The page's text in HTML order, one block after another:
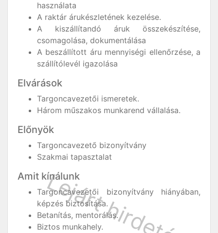
használata
A raktár árukészletének kezelése.
A kiszállítandó áruk összekészítése,
csomagolása, dokumentálása
A beszállított áru mennyiségi ellenőrzése, a
szállítólevél igazolása
Elvárások
Targoncavezetői ismeretek.
Három műszakos munkarend vállalása.
Előnyök
Targoncavezető bizonyítvány
Szakmai tapasztalat
Amit kínálunk
Targoncavezetői bizonyítvány hiányában,
képzés biztosítása.
Betanítás, mentorálás.
Biztos munkahely.